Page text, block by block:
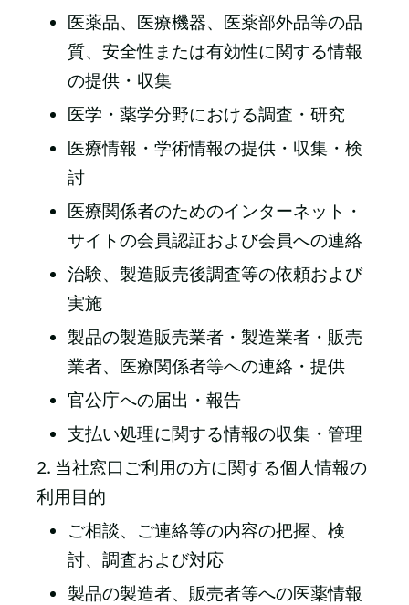
医薬品、医療機器、医薬部外品等の品
質、安全性または有効性に関する情報
の提供・収集
医学・薬学分野における調査・研究
医療情報・学術情報の提供・収集・検
討
医療関係者のためのインターネット・
サイトの会員認証および会員への連絡
治験、製造販売後調査等の依頼および
実施
製品の製造販売業者・製造業者・販売
業者、医療関係者等への連絡・提供
官公庁への届出・報告
支払い処理に関する情報の収集・管理
2. 当社窓口ご利用の方に関する個人情報の
利用目的
ご相談、ご連絡等の内容の把握、検
討、調査および対応
製品の製造者、販売者等への医薬情報